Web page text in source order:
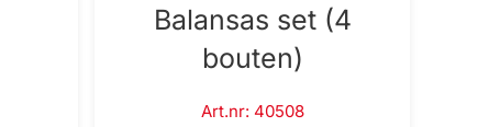
Balansas set (4
bouten)
Art.nr: 40508